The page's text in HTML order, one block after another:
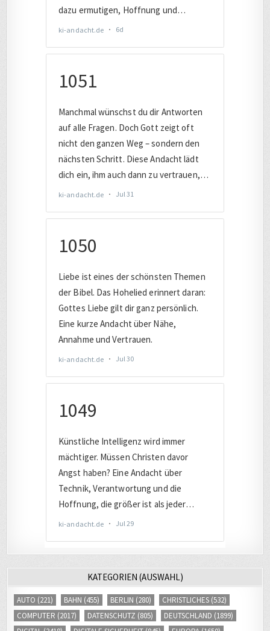
KATEGORIEN (AUSWAHL)
AUTO (221) BAHN (455) BERLIN (280) CHRISTLICHES (532)
COMPUTER (2017) DATENSCHUTZ (805) DEUTSCHLAND (1899)